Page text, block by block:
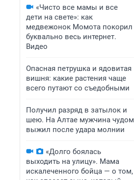
«Чисто все мамы и все
дети на свете»: как
медвежонок Момота покорил
буквально весь интернет.
Видео
Опасная петрушка и ядовитая
вишня: какие растения чаще
всего путают со съедобными
Получил разряд в затылок и
шею. На Алтае мужчина чудом
выжил после удара молнии
«Долго боялась
выходить на улицу». Мама
искалеченного бойца — о том,